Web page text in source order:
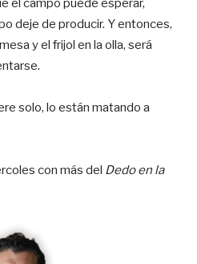
el campo puede esperar,
deje de producir. Y entonces,
y el frijol en la olla, será
solo, lo están matando a
con más del Dedo en la